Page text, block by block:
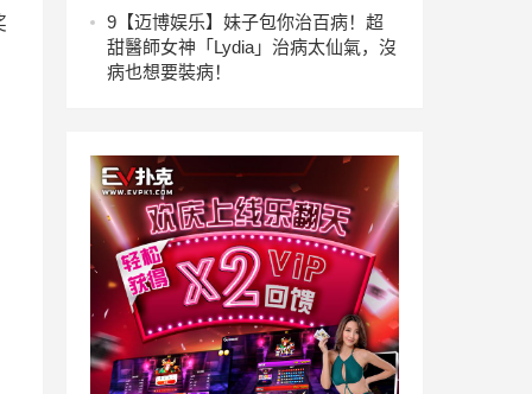
9 【迈博娱乐】妹子包你治百病！超
甜醫師女神「Lydia」治病太仙氣，沒
病也想要裝病！